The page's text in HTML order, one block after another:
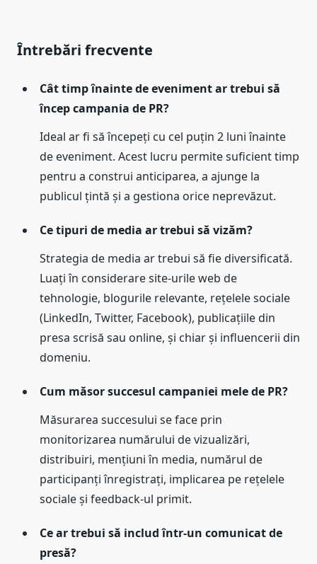
Întrebări frecvente
Cât timp înainte de eveniment ar trebui să
încep campania de PR?
Ideal ar fi să începeți cu cel puțin 2 luni înainte
de eveniment. Acest lucru permite suficient timp
pentru a construi anticiparea, a ajunge la
publicul țintă și a gestiona orice neprevăzut.
Ce tipuri de media ar trebui să vizăm?
Strategia de media ar trebui să fie diversificată.
Luați în considerare site-urile web de
tehnologie, blogurile relevante, rețelele sociale
(LinkedIn, Twitter, Facebook), publicațiile din
presa scrisă sau online, și chiar și influencerii din
domeniu.
Cum măsor succesul campaniei mele de PR?
Măsurarea succesului se face prin
monitorizarea numărului de vizualizări,
distribuiri, mențiuni în media, numărul de
participanți înregistrați, implicarea pe rețelele
sociale și feedback-ul primit.
Ce ar trebui să includ într-un comunicat de
presă?